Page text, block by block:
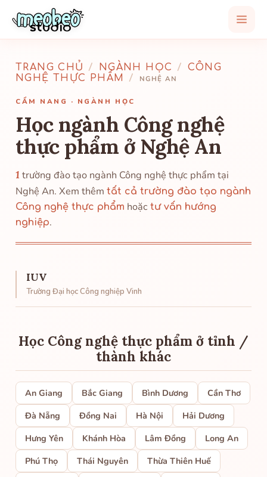
TRANG CHỦ / NGÀNH HỌC /
CÔNG
NGHỆ THỰC PHẨM
/ NGHỆ AN
CẨM NANG · NGÀNH HỌC
Học ngành Công nghệ
thực phẩm ở Nghệ An
1 trường đào tạo ngành Công nghệ thực phẩm tại
Nghệ An. Xem thêm tất cả trường đào tạo ngành
Công nghệ thực phẩm hoặc tư vấn hướng
nghiệp.
IUV
Trường Đại học Công nghiệp Vinh
Học Công nghệ thực phẩm ở tỉnh /
thành khác
An Giang Bắc Giang Bình Dương
Cần Thơ
Đà Nẵng
Đồng Nai Hà Nội
Hải Dương
Hưng Yên
Khánh Hòa Lâm Đồng
Long An
Phú Thọ
Thái Nguyên
Thừa Thiên Huế